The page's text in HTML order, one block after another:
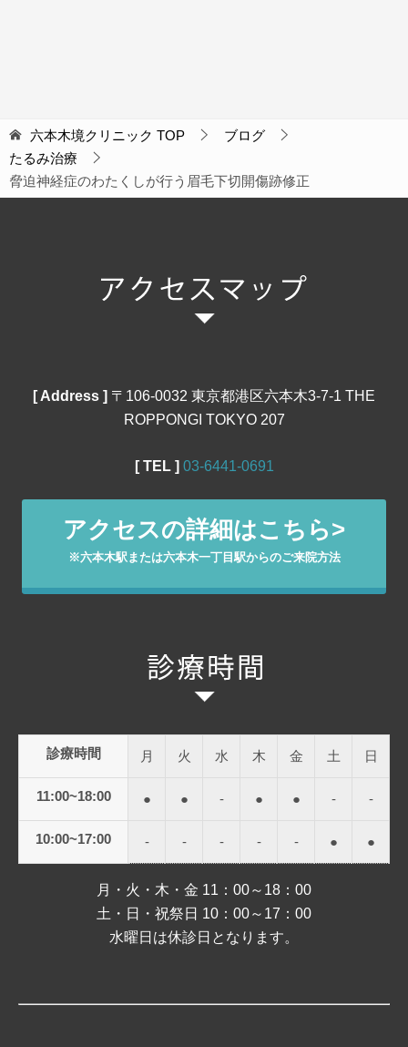
六本木境クリニック TOP
ブログ
たるみ治療
脅迫神経症のわたくしが行う眉毛下切開傷跡修正
[ Address ] 〒106‐0032 東京都港区六本木3-7-1 THE
ROPPONGI TOKYO 207
[ TEL ] 03‐6441‐0691
アクセスの詳細はこちら>
※六本木駅または六本木一丁目駅からのご来院方法
診療時間 月 火 水 木 金 土 日
11:00~18:00 ● ● - ● ● - -
10:00~17:00 - - - - - ● ●
月・火・木・金 11：00～18：00
土・日・祝祭日 10：00～17：00
水曜日は休診日となります。